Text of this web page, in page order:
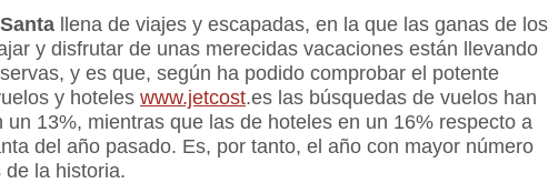
llena de viajes y escapadas, en la que las ganas de los
y disfrutar de unas merecidas vacaciones están llevando
y es que, según ha podido comprobar el potente
y hoteles www.jetcost.es las búsquedas de vuelos han
un 13%, mientras que las de hoteles en un 16% respecto a
del año pasado. Es, por tanto, el año con mayor número
la historia.